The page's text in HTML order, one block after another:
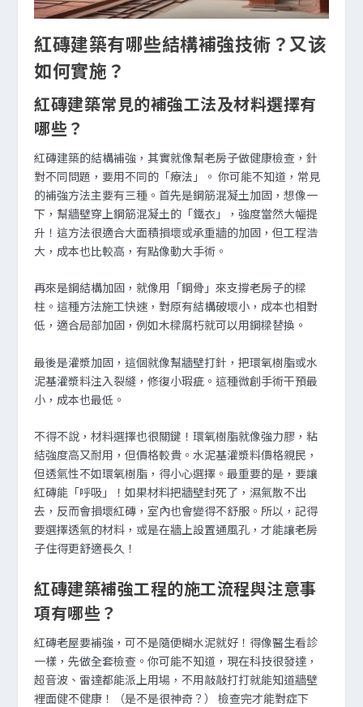
紅磚建築有哪些結構補強技術？又该
如何實施？
紅磚建築常見的補強工法及材料選擇有
哪些？
紅磚建築的結構補強，其實就像幫老房子做健康檢查，針
對不同問題，要用不同的「療法」。 你可能不知道，常見
的補強方法主要有三種。首先是鋼筋混凝土加固，想像一
下，幫牆壁穿上鋼筋混凝土的「鐵衣」，強度當然大幅提
升！這方法很適合大面積損壞或承重牆的加固，但工程浩
大，成本也比較高，有點像動大手術。
再來是鋼結構加固，就像用「鋼骨」來支撐老房子的樑
柱。這種方法施工快速，對原有結構破壞小，成本也相對
低，適合局部加固，例如木樑腐朽就可以用鋼樑替換。
最後是灌漿加固，這個就像幫牆壁打針，把環氧樹脂或水
泥基灌漿料注入裂縫，修復小瑕疵。這種微創手術干預最
小，成本也最低。
不得不說，材料選擇也很關鍵！環氧樹脂就像強力膠，粘
結強度高又耐用，但價格較貴。水泥基灌漿料價格親民，
但透氣性不如環氧樹脂，得小心選擇。最重要的是，要讓
紅磚能「呼吸」！如果材料把牆壁封死了，濕氣散不出
去，反而會損壞紅磚，室內也會變得不舒服。所以，記得
要選擇透氣的材料，或是在牆上設置通風孔，才能讓老房
子住得更舒適長久！
紅磚建築補強工程的施工流程與注意事
項有哪些？
紅磚老屋要補強，可不是隨便糊水泥就好！得像醫生看診
一樣，先做全套檢查。你可能不知道，現在科技很發達，
超音波、雷達都能派上用場，不用敲敲打打就能知道牆壁
裡面健不健康！（是不是很神奇？） 檢查完才能對症下